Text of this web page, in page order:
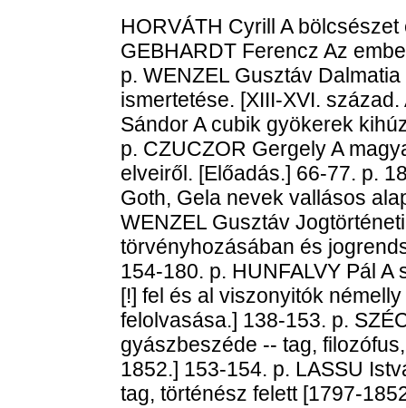
HORVÁTH Cyrill A
GEBHARDT Ferencz Az
p. WENZEL Gusztáv
ismertetése. [XIII-XVI.
Sándor A cubik gyökerek
p. CZUCZOR Gergely A
elveiről. [Előadás.] 66-77. p.
Goth, Gela nevek vallásos
WENZEL Gusztáv
törvényhozásában és
154-180. p. HUNFALVY Pál
[!] fel és al viszonyitók
felolvasása.] 138-153. p.
gyászbeszéde -- tag,
1852.] 153-154. p. LASSU
tag, történész felett [1797-